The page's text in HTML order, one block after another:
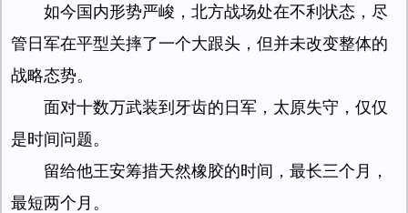
如今国内形势严峻，北方战场处在不利状态，尽
管日军在平型关摔了一个大跟头，但并未改变整体的
战略态势。
面对十数万武装到牙齿的日军，太原失守，仅仅
是时间问题。
留给他王安筹措天然橡胶的时间，最长三个月，
最短两个月。